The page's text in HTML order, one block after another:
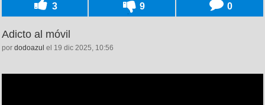
3 9 0
Adicto al móvil
por dodoazul el 19 dic 2025, 10:56